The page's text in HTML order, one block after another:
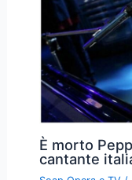
È morto
cantante